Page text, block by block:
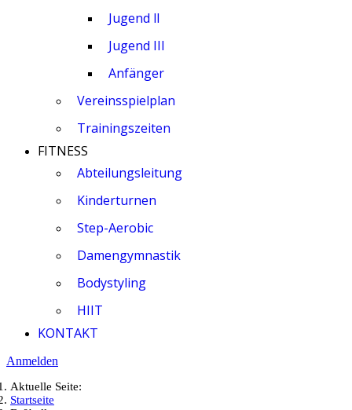
Jugend ll
Jugend III
Anfänger
Vereinsspielplan
Trainingszeiten
FITNESS
Abteilungsleitung
Kinderturnen
Step-Aerobic
Damengymnastik
Bodystyling
HIIT
KONTAKT
Anmelden
Aktuelle Seite:
Startseite